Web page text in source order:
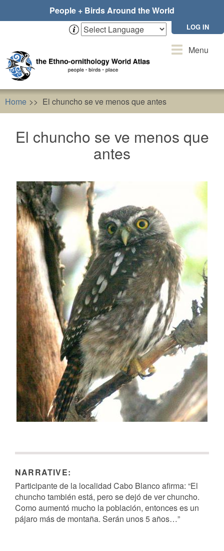
People + Birds Around the World
LOG IN
ToggleMenu
Home El chuncho se ve menos que antes
El chuncho se ve menos que
antes
NARRATIVE:
Participante de la localidad Cabo Blanco afirma: “El
chuncho también está, pero se dejó de ver chuncho.
Como aumentó mucho la población, entonces es un
pájaro más de montaña. Serán unos 5 años…”